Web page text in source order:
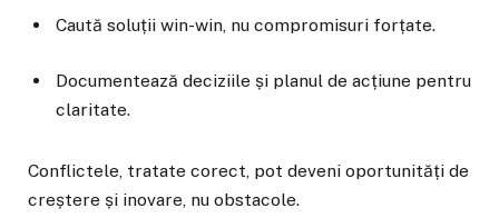
Caută soluții win-win, nu compromisuri forțate.
Documentează deciziile și planul de acțiune pentru
claritate.
Conflictele, tratate corect, pot deveni oportunități de
creștere și inovare, nu obstacole.